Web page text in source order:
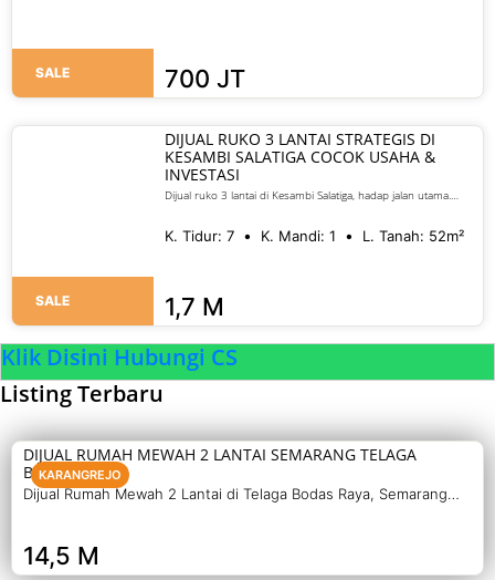
SALE 700 JT
SALE
DIJUAL RUKO 3 LANTAI STRATEGIS DI
KESAMBI SALATIGA COCOK USAHA &
INVESTASI
Dijual ruko 3 lantai di Kesambi Salatiga, hadap jalan utama.
nego.
K. Tidur: 7 K. Mandi: 1 L. Tanah: 52m²
1,7 M
Klik Disini Hubungi CS
Listing Terbaru
KARANGREJO
DIJUAL RUMAH MEWAH 2 LANTAI SEMARANG TELAGA
BODAS
Dijual Rumah Mewah 2 Lantai di Telaga Bodas Raya, Semarang
strategis.
14,5 M